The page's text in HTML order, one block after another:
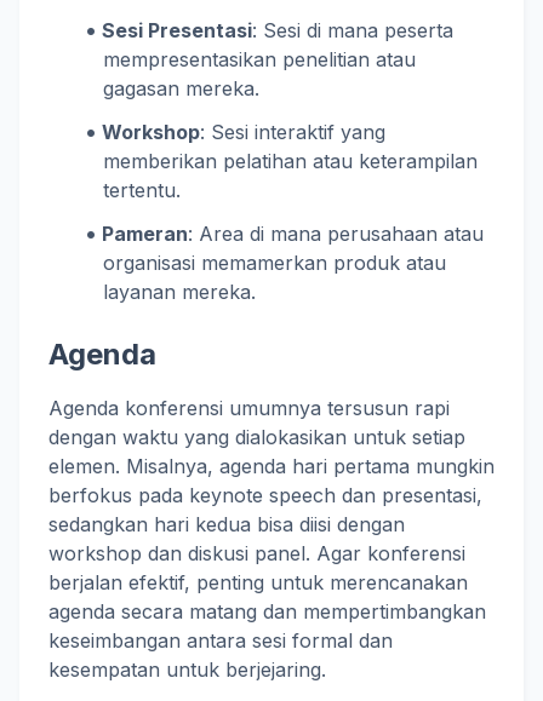
Sesi Presentasi: Sesi di mana peserta
mempresentasikan penelitian atau
gagasan mereka.
Workshop: Sesi interaktif yang
memberikan pelatihan atau keterampilan
tertentu.
Pameran: Area di mana perusahaan atau
organisasi memamerkan produk atau
layanan mereka.
Agenda
Agenda konferensi umumnya tersusun rapi
dengan waktu yang dialokasikan untuk setiap
elemen. Misalnya, agenda hari pertama mungkin
berfokus pada keynote speech dan presentasi,
sedangkan hari kedua bisa diisi dengan
workshop dan diskusi panel. Agar konferensi
berjalan efektif, penting untuk merencanakan
agenda secara matang dan mempertimbangkan
keseimbangan antara sesi formal dan
kesempatan untuk berjejaring.